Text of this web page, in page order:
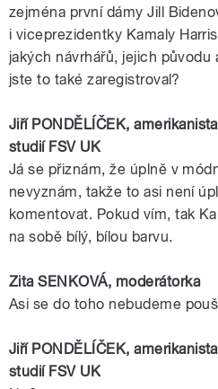
zejména první dámy Jill
i viceprezidentky Kamaly
jakých návrhářů, jejich
jste to také zaregistroval?
Jiří PONDĚLÍČEK, amerikanista
studií FSV UK
Já se přiznám, že úplně v
nevyznám, takže to asi není
komentovat. Pokud vím, tak
na sobě bílý, bílou barvu.
Zita SENKOVÁ, moderátorka
Asi se do toho nebudeme
Jiří PONDĚLÍČEK, amerikanista
studií FSV UK